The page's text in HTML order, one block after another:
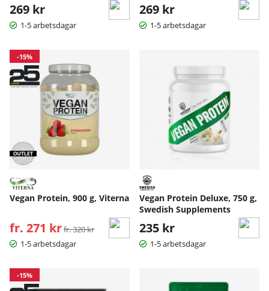
269 kr
1-5 arbetsdagar
269 kr
1-5 arbetsdagar
-15%
Vegan Protein, 900 g, Viterna
fr. 271 kr Ordinarie pris:
fr. 320 kr
1-5 arbetsdagar
Vegan Protein Deluxe, 750 g,
Swedish Supplements
235 kr
1-5 arbetsdagar
-15%